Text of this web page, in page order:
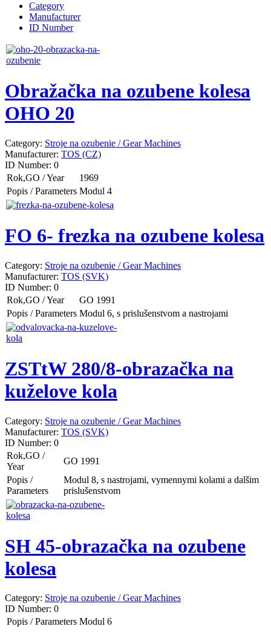
Category
Manufacturer
ID Number
Obražačka na ozubene kolesa
OHO 20
Category: Stroje na ozubenie / Gear Machines
Manufacturer: TOS (CZ)
ID Number: 0
Rok,GO / Year
1969
Popis / Parameters Modul 4
FO 6- frezka na ozubene kolesa
Category: Stroje na ozubenie / Gear Machines
Manufacturer: TOS (SVK)
ID Number: 0
Rok,GO / Year
GO 1991
Popis / Parameters Modul 6, s prislušenstvom a nastrojami
ZSTtW 280/8-obrazačka na
kuželove kola
Category: Stroje na ozubenie / Gear Machines
Manufacturer: TOS (SVK)
ID Number: 0
Rok,GO /
Year
GO 1991
Popis /
Parameters
Modul 8, s nastrojami, vymennymi kolami a dalšim
prislušenstvom
SH 45-obrazačka na ozubene
kolesa
Category: Stroje na ozubenie / Gear Machines
ID Number: 0
Popis / Parameters Modul 6